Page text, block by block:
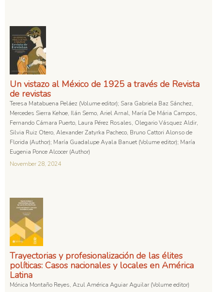
Un vistazo al México de 1925 a través de Revista
de revistas
Teresa Matabuena Peláez (Volume editor); Sara Gabriela Baz Sánchez,
Mercedes Sierra Kehoe, Ilán Semo, Ariel Arnal, María De Mária Campos,
Fernando Cámara Puerto, Laura Pérez Rosales, Olegario Vásquez Aldir,
Silvia Ruiz Otero, Alexander Zatyrka Pacheco, Bruno Cattori Alonso de
Florida (Author); María Guadalupe Ayala Banuet (Volume editor); María
Eugenia Ponce Alcocer (Author)
November 28, 2024
Trayectorias y profesionalización de las élites
políticas: Casos nacionales y locales en América
Latina
Mónica Montaño Reyes, Azul América Aguiar Aguilar (Volume editor)